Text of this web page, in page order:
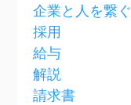
企業と人を繋ぐ
採用
給与
解説
請求書